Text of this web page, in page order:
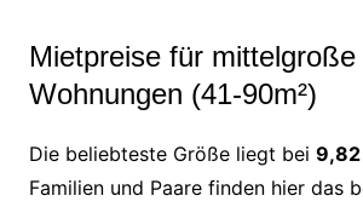
Mietpreise für mittelgroße
Wohnungen (41-90m²)
Die beliebteste Größe liegt bei 9,82
Familien und Paare finden hier das